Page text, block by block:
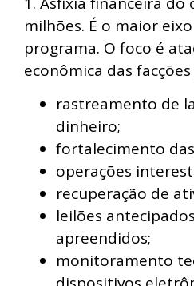
milhões. É o maior
programa. O foco é
econômica das
rastreamento de
dinheiro;
fortalecimento das
operações
recuperação de
leilões
apreendidos;
monitoramento